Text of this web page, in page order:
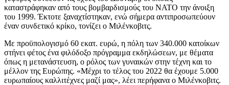
καταστράφηκαν από τους βομβαρδισμούς του ΝΑΤΟ την άνοιξη
του 1999. Έκτοτε ξαναχτίστηκαν, ενώ σήμερα αντιπροσωπεύουν
έναν συνδετικό κρίκο, τονίζει ο Μιλένκοβιτς.
Με προϋπολογισμό 60 εκατ. ευρώ, η πόλη των 340.000 κατοίκων
στήνει φέτος ένα φιλόδοξο πρόγραμμα εκδηλώσεων, με θέματα
όπως η μετανάστευση, ο ρόλος των γυναικών στην τέχνη και το
μέλλον της Ευρώπης. «Μέχρι το τέλος του 2022 θα έχουμε 5.000
ευρωπαίους καλλιτέχνες μαζί μας», λέει περήφανα ο Μιλένκοβιτς.